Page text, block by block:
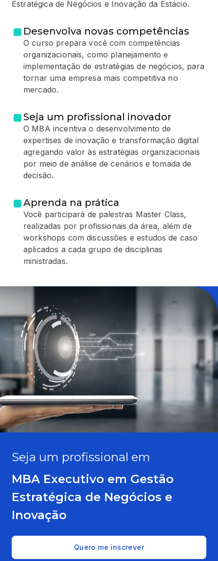
Estratégica de Negócios e Inovação da Estácio.
Desenvolva novas competências
O curso prepara você com competências
organizacionais, como planejamento e
implementação de estratégias de negócios, para
tornar uma empresa mais competitiva no
mercado.
Seja um profissional inovador
O MBA incentiva o desenvolvimento de
expertises de inovação e transformação digital
agregando valor às estratégias organizacionais
por meio de análise de cenários e tomada de
decisão.
Aprenda na prática
Você participará de palestras Master Class,
realizadas por profissionais da área, além de
workshops com discussões e estudos de caso
aplicados a cada grupo de disciplinas
ministradas.
Seja um profissional em
MBA Executivo em Gestão
Estratégica de Negócios e
Inovação
Quero me inscrever